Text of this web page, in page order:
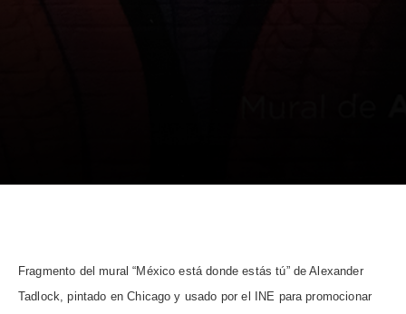
Fragmento del mural “México está donde estás tú” de Alexander
Tadlock, pintado en Chicago y usado por el INE para promocionar